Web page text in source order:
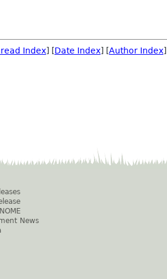
Index] [Date Index] [Author Index]
News